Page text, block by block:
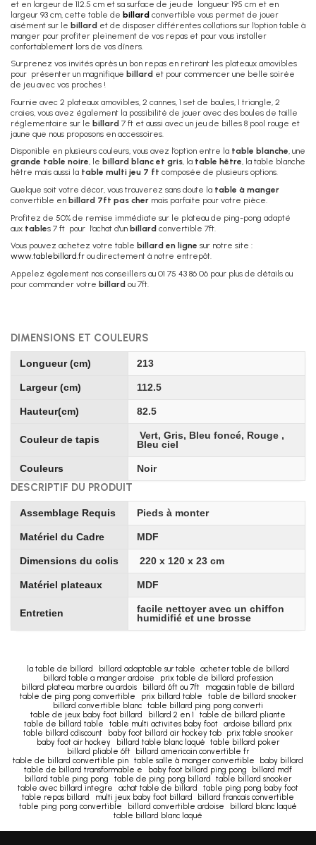
et en largeur de 112.5 cm et sa surface de jeu de longueur 195 cm et en
largeur 93 cm, cette table de billard convertible vous permet de jouer
aisément sur le billard et de disposer différentes collations sur l’option table à
manger pour profiter pleinement de vos repas et pour vous installer
confortablement lors de vos dîners.
Surprenez vos invités après un bon repas en retirant les plateaux amovibles
pour présenter un magnifique billard et pour commencer une belle soirée
de jeu avec vos proches !
Fournie avec 2 plateaux amovibles, 2 cannes, 1 set de boules, 1 triangle, 2
craies, vous avez également la possibilité de jouer avec des boules de taille
réglementaire sur le billard 7 ft et aussi avec un jeu de billes 8 pool rouge et
jaune que nous proposons en accessoires.
Disponible en plusieurs couleurs, vous avez l’option entre la table blanche, une
grande table noire, le billard blanc et gris, la table hêtre, la table blanche
hêtre mais aussi la table multi jeu 7 ft composée de plusieurs options.
Quelque soit votre décor, vous trouverez sans doute la table à manger
convertible en billard 7ft pas cher mais parfaite pour votre pièce.
Profitez de 50% de remise immédiate sur le plateau de ping-pong adapté
aux tables 7 ft pour l'achat d'un billard convertible 7ft.
Vous pouvez achetez votre table billard en ligne sur notre site :
www.tablebillard.fr ou directement à notre entrepôt.
Appelez également nos conseillers au 01 75 43 86 06 pour plus de détails ou
pour commander votre billard ou 7ft.
DIMENSIONS ET COULEURS
Longueur (cm) 213
Largeur (cm) 112.5
Hauteur(cm) 82.5
Couleur de tapis
Vert, Gris, Bleu foncé, Rouge ,
Bleu ciel
Couleurs Noir
DESCRIPTIF DU PRODUIT
Assemblage Requis Pieds à monter
Matériel du Cadre MDF
Dimensions du colis 220 x 120 x 23 cm
Matériel plateaux MDF
Entretien
facile nettoyer avec un chiffon
humidifié et une brosse
la table de billard billard adaptable sur table
acheter table de billard
billard table a manger ardoise
prix table de billard profession
billard plateau marbre ou ardois
billard 6ft ou 7ft
magasin table de billard
table de ping pong convertible
prix billard table
table de billard snooker
billard convertible blanc
table billard ping pong converti
table de jeux baby foot billard
billard 2 en 1
table de billard pliante
table de billard table
table multi activites baby foot
ardoise billard prix
table billard cdiscount
baby foot billard air hockey tab
prix table snooker
baby foot air hockey
billard table blanc laqué
table billard poker
billard pliable 6ft
billard americain convertible fr
table de billard convertible pin
table salle à manger convertible
baby billard
table de billard transformable e
baby foot billard ping pong
billard mdf
billard table ping pong
table de ping pong billard
table billard snooker
table avec billard integre
achat table de billard
table ping pong baby foot
table repas billard
multi jeux baby foot billard
billard francais convertible
table ping pong convertible
billard convertible ardoise
billard blanc laqué
table billard blanc laqué